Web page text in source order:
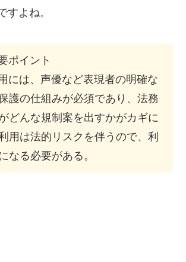
すよね。
ポイント
には、声優など表現者の明確な
護の仕組みが必須であり、法務
どんな規制案を出すかがカギに
用は法的リスクを伴うので、利
なる必要がある。